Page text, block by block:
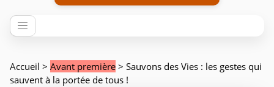
Accueil > Avant première > Sauvons des Vies : les gestes qui
sauvent à la portée de tous !